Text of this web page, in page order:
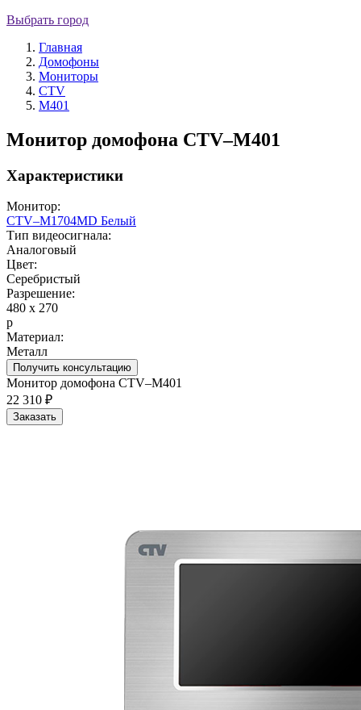
Выбрать город
Главная
Домофоны
Мониторы
CTV
M401
Монитор домофона CTV–M401
Характеристики
Монитор:
CTV–M1704MD Белый
Тип видеосигнала:
Аналоговый
Цвет:
Серебристый
Разрешение:
480 х 270
p
Материал:
Металл
Получить консультацию
Монитор домофона CTV–M401
22 310 ₽
Заказать